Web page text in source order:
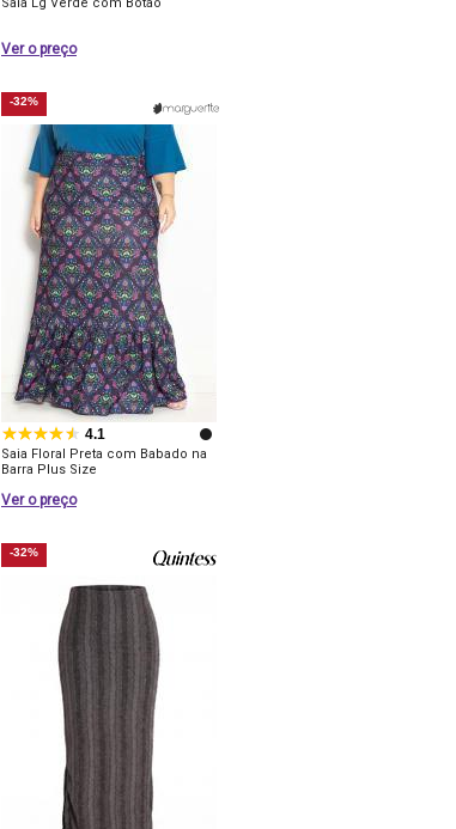
Ver o preço
-32%
4.1
Saia Floral Preta com Babado na
Barra Plus Size
Ver o preço
-32%